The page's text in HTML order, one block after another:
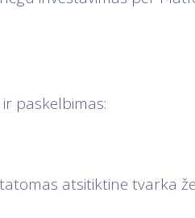
paskelbimas:
atsitiktine tvarka